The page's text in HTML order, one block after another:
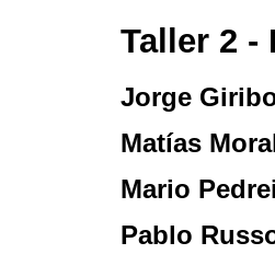
Taller 2 -
Jorge
Matías
Mario
Pablo